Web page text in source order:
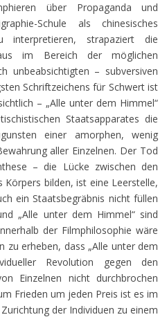
über Propaganda und
Schule als chinesisches
interpretieren, strapaziert die
im Bereich der möglichen
unbeabsichtigten – subversiven
Schriftzeichens für Schwert ist
– „Alle unter dem Himmel“
Staatsapparates die
einer amorphen, wenig
aller Einzelnen. Der Tod
– die Lücke zwischen den
Körpers bilden, ist eine Leerstelle,
ein Staatsbegräbnis nicht füllen
„Alle unter dem Himmel“ sind
der Filmphilosophie wäre
zu erheben, dass „Alle unter dem
Revolution gegen den
Einzelnen nicht durchbrochen
Frieden um jeden Preis ist es im
der Individuen zu einem